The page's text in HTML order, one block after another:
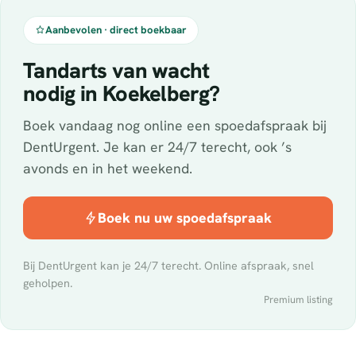
Aanbevolen · direct boekbaar
Tandarts van wacht
nodig in Koekelberg?
Boek vandaag nog online een spoedafspraak bij
DentUrgent. Je kan er 24/7 terecht, ook ’s
avonds en in het weekend.
Boek nu uw spoedafspraak
Bij DentUrgent kan je 24/7 terecht. Online afspraak, snel
geholpen.
Premium listing